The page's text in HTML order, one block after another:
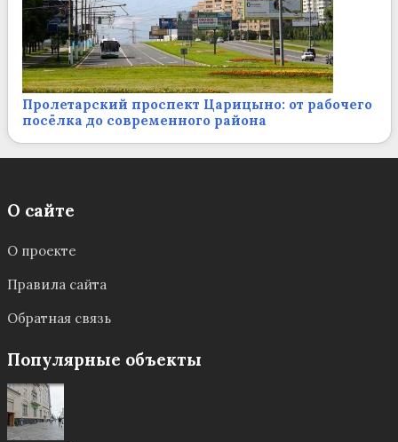
Пролетарский проспект Царицыно: от рабочего
посёлка до современного района
О сайте
О проекте
Правила сайта
Обратная связь
Популярные объекты